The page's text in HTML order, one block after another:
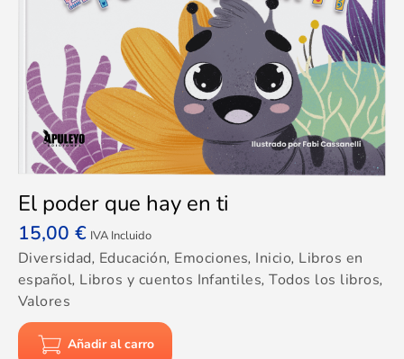
El poder que hay en ti
15,00 € IVA Incluido
Diversidad, Educación, Emociones, Inicio, Libros en
español, Libros y cuentos Infantiles,Todos los libros,
Valores
Añadir al carro